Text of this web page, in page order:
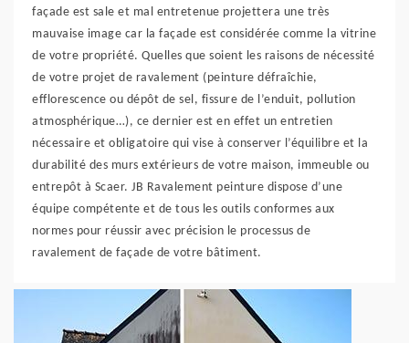
façade est sale et mal entretenue projettera une très
mauvaise image car la façade est considérée comme la vitrine
de votre propriété. Quelles que soient les raisons de nécessité
de votre projet de ravalement (peinture défraîchie,
efflorescence ou dépôt de sel, fissure de l’enduit, pollution
atmosphérique…), ce dernier est en effet un entretien
nécessaire et obligatoire qui vise à conserver l’équilibre et la
durabilité des murs extérieurs de votre maison, immeuble ou
entrepôt à Scaer. JB Ravalement peinture dispose d’une
équipe compétente et de tous les outils conformes aux
normes pour réussir avec précision le processus de
ravalement de façade de votre bâtiment.